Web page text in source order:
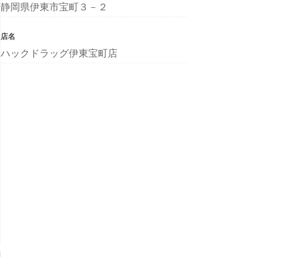
静岡県伊東市宝町３－２
店名
ハックドラッグ伊東宝町店